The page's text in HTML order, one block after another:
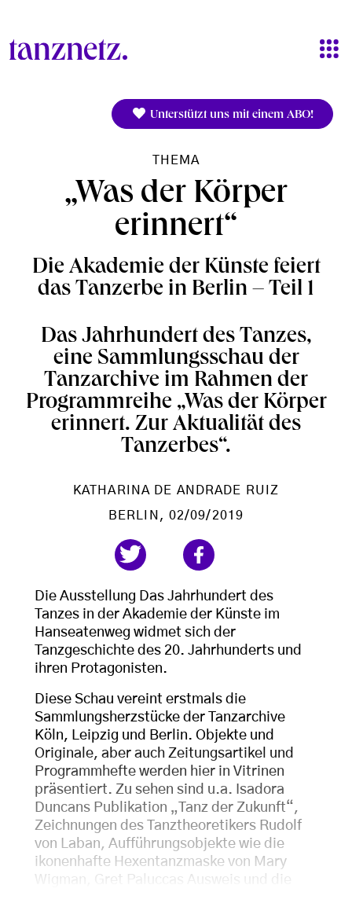
Unterstützt uns mit einem ABO!
THEMA
„Was der Körper
erinnert“
Die Akademie der Künste feiert
das Tanzerbe in Berlin – Teil 1
Das Jahrhundert des Tanzes,
eine Sammlungsschau der
Tanzarchive im Rahmen der
Programmreihe „Was der Körper
erinnert. Zur Aktualität des
Tanzerbes“.
KATHARINA DE ANDRADE RUIZ
BERLIN , 02/09/2019
Die Ausstellung Das Jahrhundert des
Tanzes in der Akademie der Künste im
Hanseatenweg widmet sich der
Tanzgeschichte des 20. Jahrhunderts und
ihren Protagonisten.
Diese Schau vereint erstmals die
Sammlungsherzstücke der Tanzarchive
Köln, Leipzig und Berlin. Objekte und
Originale, aber auch Zeitungsartikel und
Programmhefte werden hier in Vitrinen
präsentiert. Zu sehen sind u.a. Isadora
Duncans Publikation „Tanz der Zukunft“,
Zeichnungen des Tanztheoretikers Rudolf
von Laban, Aufführungsobjekte wie die
ikonenhafte Hexentanzmaske von Mary
Wigman, Gret Paluccas Ausweis und die